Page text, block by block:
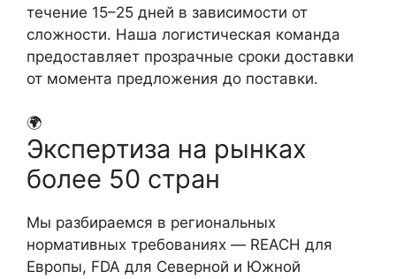
течение 15–25 дней в зависимости от
сложности. Наша логистическая команда
предоставляет прозрачные сроки доставки
от момента предложения до поставки.
🌍
Экспертиза на рынках
более 50 стран
Мы разбираемся в региональных
нормативных требованиях — REACH для
Европы, FDA для Северной и Южной